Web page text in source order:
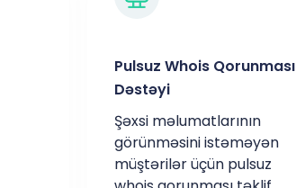
Pulsuz Whois Qorunması
Dəstəyi
Şəxsi məlumatlarının
görünməsini istəməyən
müştərilər üçün pulsuz